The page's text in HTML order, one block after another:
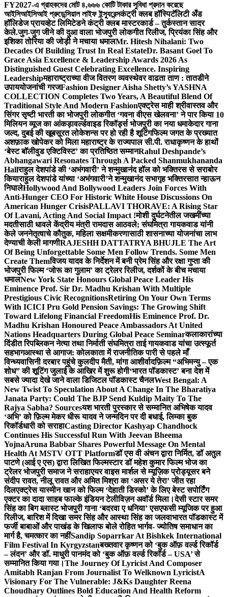
FY2027-এ গ্রাহকদের মোট ৪,৬৬৬ কোটি টাকার সুবিধা প্রদান করেছে
আইসিআইসিআই প্রুডেন্সিয়াল লাইফ ইন্স্যুরেন্সकंट्री क्लब हॉस्पिटॅलिटी अँड
हॉलिडेज प्रायव्हेट लिमिटेडने कंट्री क्लब मास्टरकार्ड – तुर्कस्तान सादर
केले.जुग-जुग जीने की दुआ वाला भोजपुरी लोकगीत रिलीज, प्रियंका सिंह और
इशिका तोरिया की जोड़ी ने मचाया धमालMr. Hitesh Nihalani: Two
Decades Of Building Trust In Real EstateDr. Basant Goel To
Grace Asia Excellence & Leadership Awards 2026 As
Distinguished Guest Celebrating Excellence. Inspiring
Leadershipमहाराष्ट्राच्या वीज वितरण व्यवस्थेवर वाढता ताण : तातडीने
उपाययोजनांची गरजFashion Designer Aisha Shetty’s YASHNA
COLLECTION Completes Two Years, A Beautiful Blend Of
Traditional Style And Modern Fashionएक्ट्रेस माही श्रीवास्तव और
सिंगर सृष्टी भारती का भोजपुरी लोकगीत ‘गवना वीएस खेलवना’ ने पार किया 10
मिलियन व्यूज का आंकड़ावर्ल्डवाइड रिकॉर्ड्स भोजपुरी का नया धमाकेदार गाना
जल्द, दुबई की खूबसूरत लोकेशन्स पर हो रही है शूटिंगफिल्म जगत के प्रख्यात
अशफ़ाक खोपेकर को मिला महाराष्ट्र के राज्यपाल सी.पी. राधाकृष्णन के हाथों
‘बेस्ट बॉलीवुड एक्टिविस्ट’ का प्रतिष्ठित सम्मानRahul Deshpande’s
Abhangawari Resonates Through A Packed Shanmukhananda
Hallराहुल देशपांडे की ‘अभंगवारी’ ने शन्मुखानंद हॉल को भक्तिरस से सराबोर
कियाराहुल देशपांडे यांच्या ‘अभंगवारी’ने शन्मुखानंद सभागृह भक्तिरसात न्हाऊन
निघालेHollywood And Bollywood Leaders Join Forces With
Anti-Hunger CEO For Historic White House Discussions On
American Hunger CrisisPALLAVI THORAVE: A Rising Star
Of Lavani, Acting And Social Impact !मोशी दुर्घटनेतील जखमींच्या
मदतीसाठी धावले केंद्रीय मंत्री रामदास आठवले; संघमित्रा गायकवाड यांनी
केले जननेतृत्वाचे कौतुक, महिला सक्षमीकरणासाठी शासनाच्या योजनांचा लाभ
देण्याची केली मागणीRAJESHH DATTATRYA BHUJLE The Art
Of Being Unforgettable Some Men Follow Trends. Some Men
Create Themविजय यादव के निर्देशन में बनी प्रेम सिंह और रक्षा गुप्ता की
भोजपुरी फिल्म ‘जोरू का गुलाम’ का ट्रेलर रिलीज, दर्शकों के बीच मचाया
धमालNew York State Honours Global Peace Leader His
Eminence Prof. Sir Dr. Madhu Krishan With Multiple
Prestigious Civic RecognitionsRetiring On Your Own Terms
With ICICI Pru Gold Pension Savings: The Growing Shift
Toward Lifelong Financial FreedomHis Eminence Prof. Dr.
Madhu Krishan Honoured Peace Ambassadors At United
Nations Headquarters During Global Peace Seminarकलाकारांच्या
दिंडीत रिपब्लिकन नेत्या तथा निर्माती संघमित्रा ताई गायकवाड यांचा उत्स्फूर्त
सहभागआस्था से आगाज: कोलकाता में राजनीतिक पारी से पहले माँ
विन्ध्यवासिनी दरबार पहुंचे कुलदीप मैती, मांगा आशीर्वादफ़िल्म “अभिमन्यु – एक
शोध” की शूटिंग जुलाई के आखिर में शुरू होगी‘भारत पॉडकास्ट’ बना देश में
सबसे ज्यादा देखे जाने वाला डिजिटल पॉडकास्ट चैनलWest Bengal: A
New Twist To Speculation About A Change In The Bharatiya
Janata Party: Could The BJP Send Kuldip Maity To The
Rajya Sabha? Sourcesयश भारती पुरस्कार से सम्मानित अभिषेक यादव
‘अभि’ को फ़िल्म मेकर धीरू यादव ने जन्मदिन पर दी बधाई, लिम्का बुक
रिकॉर्डधारी को सराहाCasting Director Kashyap Chandhock
Continues His Successful Run With Jeevan Bheema
YojnaAruna Babbar Shares Powerful Message On Mental
Health At MSTV OTT Platformडॉ एस वी अंचन द्वारा निर्मित, डॉ अतुल
पाटणे (आई ए एस) द्वारा लिखित फिल्मस्टार डॉ महेश कुमार फिल्म भोज का
ट्रेलर भोजपुरी समाज ने सराहाएयर वाइस मार्शल से म्यूज़िक प्रोड्यूसर बने
संदीप रावत, नीलू रावत और अमित मिश्रा का ‘असर ये तेरा’ जीत रहा
दिलएक्ट्रेस यास्मीन खान को फिल्म ‘देहाती डिस्को’ के लिए बेस्ट सपोर्टिंग
एक्टर का दादा साहब फाल्के इंडियन टेलीविज़न अवॉर्ड मिला।देसी स्टार समर
सिंह का बिग ब्लास्ट भोजपुरी गाना ‘बदरवा ए धनिया’ एसएफसी म्यूजिक पर हुआ
रिलीज, बारिश में दिखा समर सिंह और आस्था सिंह का जलवाभारत पॉडकास्ट में
फर्जी बाबाओं और पाखंड के खिलाफ बोले रोहित भार्गव- ज्योतिष समाधान का
मार्ग है, चमत्कार का नहींSandip Soparrkar At Bishkek International
Film Festival In Kyrgyzstanबख्तवार कृष्णन को ‘बुक ऑफ़ वर्ल्ड रिकॉर्ड
– लंदन’ और डॉ. माधुरी पानमंद को ‘बुक ऑफ़ वर्ल्ड रिकॉर्ड – USA’ से
सम्मानित किया गया।The Journey Of Lyricist And Composer
Amitabh Ranjan From Journalist To Welknown LyricistA
Visionary For The Vulnerable: J&Ks Daughter Reena
Choudhary Outlines Bold Education And Health Reform